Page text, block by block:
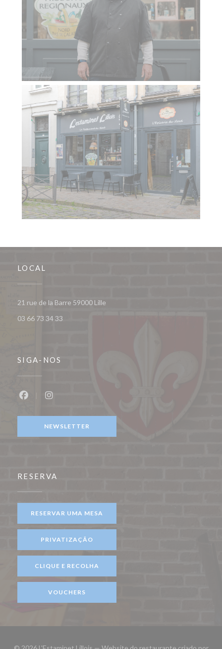
LOCAL
21 rue de la Barre 59000 Lille
03 66 73 34 33
SIGA-NOS
NEWSLETTER
RESERVA
RESERVAR UMA MESA
PRIVATIZAÇÃO
CLIQUE E RECOLHA
VOUCHERS